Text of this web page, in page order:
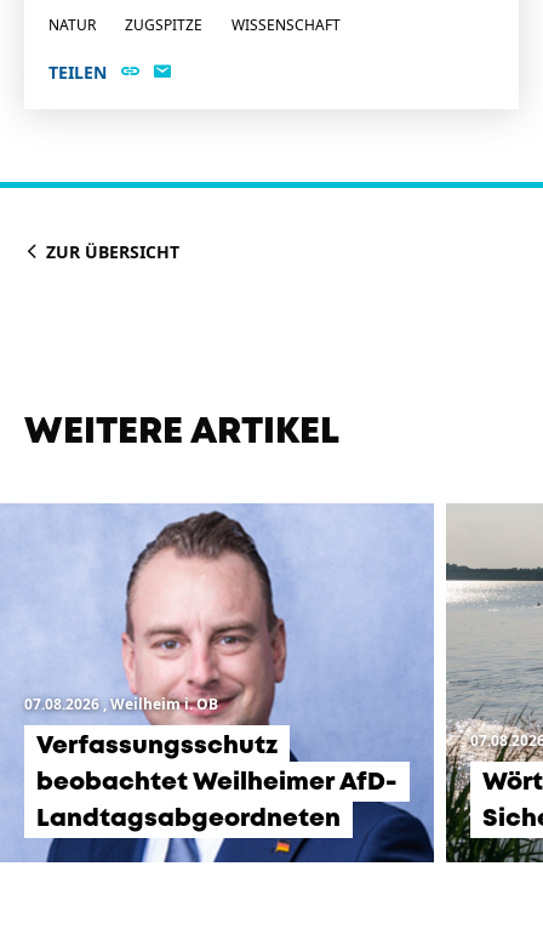
NATUR ZUGSPITZE WISSENSCHAFT
TEILEN
ZUR ÜBERSICHT
WEITERE ARTIKEL
07.08.2026, Weilheim i. OB
Verfassungsschutz
beobachtet Weilheimer AfD-
Landtagsabgeordneten